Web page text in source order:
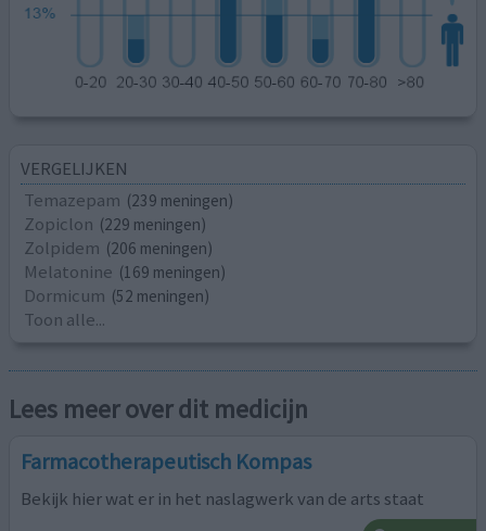
VERGELIJKEN
Temazepam (239 meningen)
Zopiclon (229 meningen)
Zolpidem (206 meningen)
Melatonine (169 meningen)
Dormicum (52 meningen)
Toon alle...
Lees meer over dit medicijn
Farmacotherapeutisch Kompas
Bekijk hier wat er in het naslagwerk van de arts staat